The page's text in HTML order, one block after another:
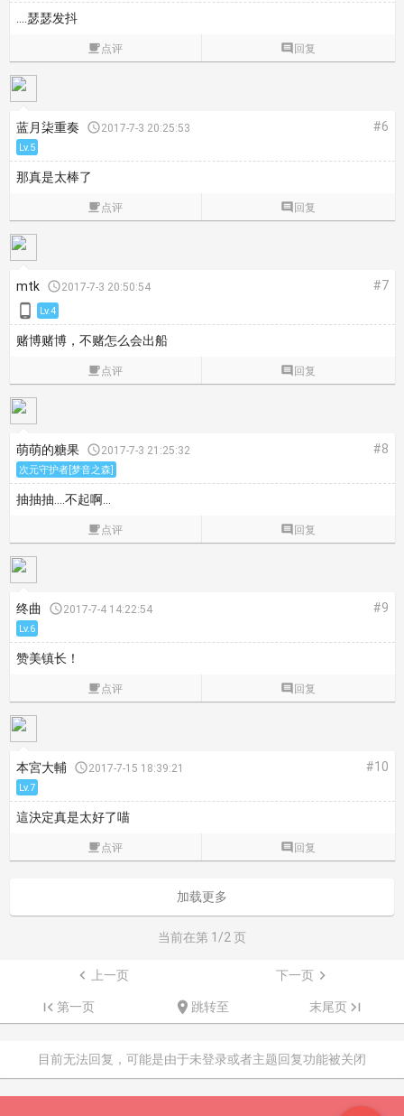
....瑟瑟发抖
点评  回复
蓝月柒重奏 2017-7-3 20:25:53 #6
Lv.5
那真是太棒了
点评  回复
mtk 2017-7-3 20:50:54 #7
 Lv.4
赌博赌博，不赌怎么会出船
点评  回复
萌萌的糖果 2017-7-3 21:25:32 #8
次元守护者[梦音之森]
抽抽抽....不起啊...
点评  回复
终曲 2017-7-4 14:22:54 #9
Lv.6
赞美镇长！
点评  回复
本宮大輔 2017-7-15 18:39:21 #10
Lv.7
這決定真是太好了喵
点评  回复
加载更多
当前在第 1/2 页
 上一页 下一页
第一页 跳转至 末尾页
目前无法回复，可能是由于未登录或者主题回复功能被关闭